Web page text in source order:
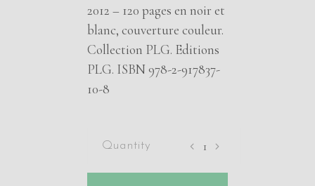
2012 – 120 pages en noir et
blanc, couverture couleur.
Collection PLG. Editions
PLG. ISBN 978-2-917837-
10-8
au